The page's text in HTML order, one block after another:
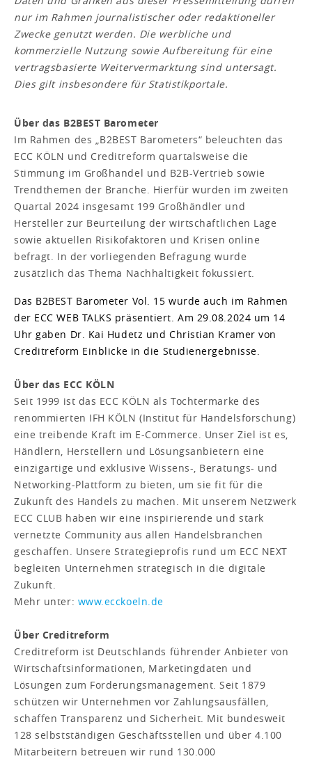
nur im Rahmen journalistischer oder redaktioneller
Zwecke genutzt werden. Die werbliche und
kommerzielle Nutzung sowie Aufbereitung für eine
vertragsbasierte Weitervermarktung sind untersagt.
Dies gilt insbesondere für Statistikportale.
Über das B2BEST Barometer
Im Rahmen des „B2BEST Barometers“ beleuchten das
ECC KÖLN und Creditreform quartalsweise die
Stimmung im Großhandel und B2B-Vertrieb sowie
Trendthemen der Branche. Hierfür wurden im zweiten
Quartal 2024 insgesamt 199 Großhändler und
Hersteller zur Beurteilung der wirtschaftlichen Lage
sowie aktuellen Risikofaktoren und Krisen online
befragt. In der vorliegenden Befragung wurde
zusätzlich das Thema Nachhaltigkeit fokussiert.
Das B2BEST Barometer Vol. 15 wurde auch im Rahmen
der ECC WEB TALKS präsentiert. Am 29.08.2024 um 14
Uhr gaben Dr. Kai Hudetz und Christian Kramer von
Creditreform Einblicke in die Studienergebnisse.
Über das ECC KÖLN
Seit 1999 ist das ECC KÖLN als Tochtermarke des
renommierten IFH KÖLN (Institut für Handelsforschung)
eine treibende Kraft im E-Commerce. Unser Ziel ist es,
Händlern, Herstellern und Lösungsanbietern eine
einzigartige und exklusive Wissens-, Beratungs- und
Networking-Plattform zu bieten, um sie fit für die
Zukunft des Handels zu machen. Mit unserem Netzwerk
ECC CLUB haben wir eine inspirierende und stark
vernetzte Community aus allen Handelsbranchen
geschaffen. Unsere Strategieprofis rund um ECC NEXT
begleiten Unternehmen strategisch in die digitale
Zukunft.
Mehr unter: www.ecckoeln.de
Über Creditreform
Creditreform ist Deutschlands führender Anbieter von
Wirtschaftsinformationen, Marketingdaten und
Lösungen zum Forderungsmanagement. Seit 1879
schützen wir Unternehmen vor Zahlungsausfällen,
schaffen Transparenz und Sicherheit. Mit bundesweit
128 selbstständigen Geschäftsstellen und über 4.100
Mitarbeitern betreuen wir rund 130.000